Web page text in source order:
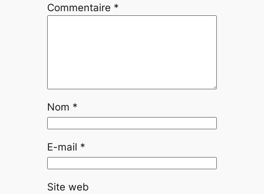
Commentaire *
Nom *
E-mail *
Site web